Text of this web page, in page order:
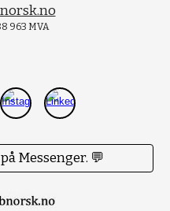
963 MVA
Messenger. 💬